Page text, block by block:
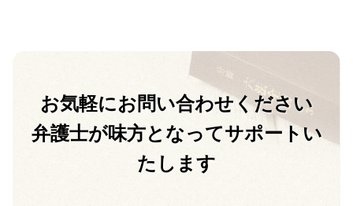
お気軽にお問い合わせください
弁護士が味方となってサポートい
たします